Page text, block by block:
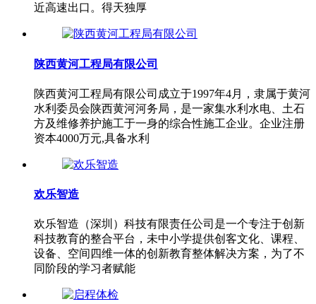
近高速出口。得天独厚
陕西黄河工程局有限公司
陕西黄河工程局有限公司成立于1997年4月，隶属于黄河
水利委员会陕西黄河河务局，是一家集水利水电、土石
方及维修养护施工于一身的综合性施工企业。企业注册
资本4000万元,具备水利
欢乐智造
欢乐智造（深圳）科技有限责任公司是一个专注于创新
科技教育的整合平台，未中小学提供创客文化、课程、
设备、空间四维一体的创新教育整体解决方案，为了不
同阶段的学习者赋能